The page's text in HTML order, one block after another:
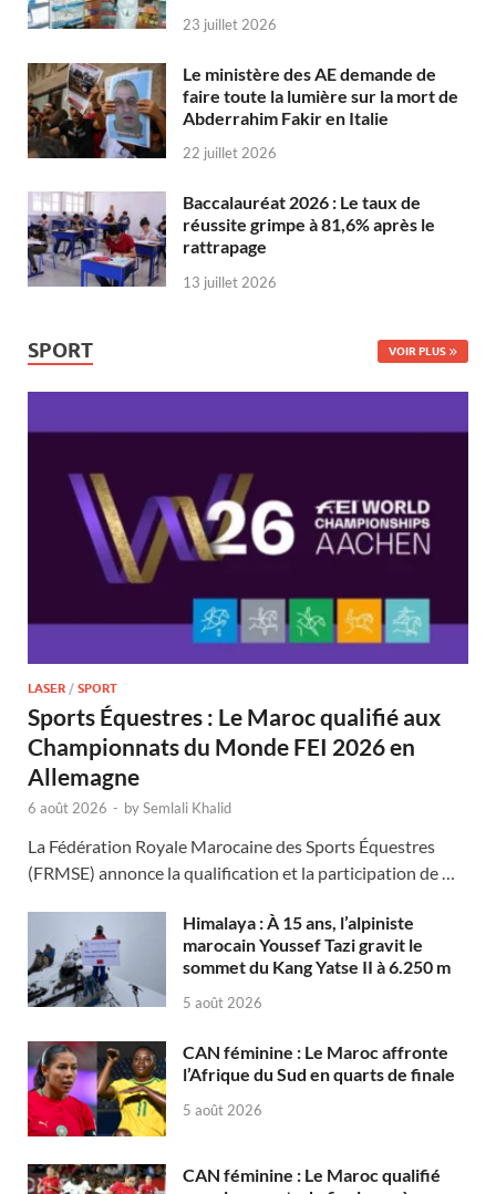
23 juillet 2026
Le ministère des AE demande de
faire toute la lumière sur la mort de
Abderrahim Fakir en Italie
22 juillet 2026
Baccalauréat 2026 : Le taux de
réussite grimpe à 81,6% après le
rattrapage
13 juillet 2026
SPORT VOIR PLUS
LASER / SPORT
Sports Équestres : Le Maroc qualifié aux
Championnats du Monde FEI 2026 en
Allemagne
6 août 2026 - bySemlali Khalid
La Fédération Royale Marocaine des Sports Équestres
(FRMSE) annonce la qualification et la participation de …
Himalaya : À 15 ans, l’alpiniste
marocain Youssef Tazi gravit le
sommet du Kang Yatse II à 6.250 m
5 août 2026
CAN féminine : Le Maroc affronte
l’Afrique du Sud en quarts de finale
5 août 2026
CAN féminine : Le Maroc qualifié